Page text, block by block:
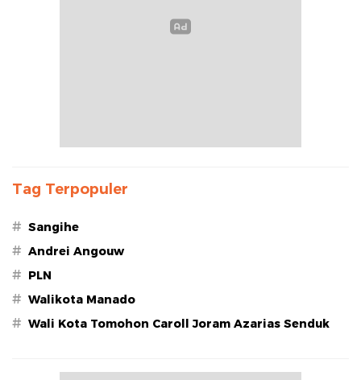
Tag Terpopuler
# Sangihe
# Andrei Angouw
# PLN
# Walikota Manado
# Wali Kota Tomohon Caroll Joram Azarias Senduk